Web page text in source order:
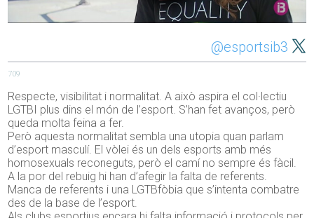
@esportsib3
709
Respecte, visibilitat i normalitat. A això aspira el col·lectiu
LGTBI plus dins el món de l’esport. S’han fet avanços, però
queda molta feina a fer.
Però aquesta normalitat sembla una utopia quan parlam
d’esport masculí. El vòlei és un dels esports amb més
homosexuals reconeguts, però el camí no sempre és fàcil.
A la por del rebuig hi han d’afegir la falta de referents.
Manca de referents i una LGTBfòbia que s’intenta combatre
des de la base de l’esport.